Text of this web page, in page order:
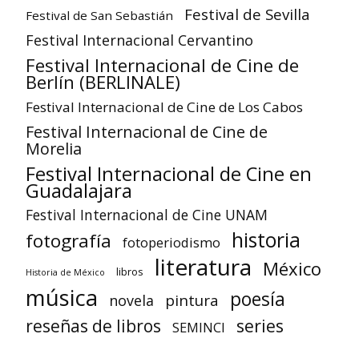
Festival de San Sebastián Festival de Sevilla
Festival Internacional Cervantino
Festival Internacional de Cine de
Berlín (BERLINALE)
Festival Internacional de Cine de Los Cabos
Festival Internacional de Cine de
Morelia
Festival Internacional de Cine en
Guadalajara
Festival Internacional de Cine UNAM
fotografía fotoperiodismo historia
Historia de México libros literatura México
música novela pintura poesía
reseñas de libros SEMINCI series